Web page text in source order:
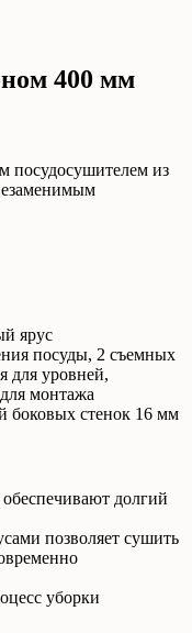
400 мм
посудосушителем из
ярус
посуды, 2 съемных
для уровней,
монтажа
боковых стенок 16 мм
долгий
позволяет сушить
уборки